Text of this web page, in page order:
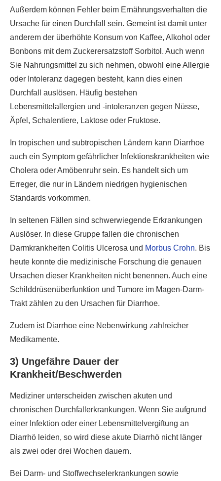
Außerdem können Fehler beim Ernährungsverhalten die
Ursache für einen Durchfall sein. Gemeint ist damit unter
anderem der überhöhte Konsum von Kaffee, Alkohol oder
Bonbons mit dem Zuckerersatzstoff Sorbitol. Auch wenn
Sie Nahrungsmittel zu sich nehmen, obwohl eine Allergie
oder Intoleranz dagegen besteht, kann dies einen
Durchfall auslösen. Häufig bestehen
Lebensmittelallergien und -intoleranzen gegen Nüsse,
Äpfel, Schalentiere, Laktose oder Fruktose.
In tropischen und subtropischen Ländern kann Diarrhoe
auch ein Symptom gefährlicher Infektionskrankheiten wie
Cholera oder Amöbenruhr sein. Es handelt sich um
Erreger, die nur in Ländern niedrigen hygienischen
Standards vorkommen.
In seltenen Fällen sind schwerwiegende Erkrankungen
Auslöser. In diese Gruppe fallen die chronischen
Darmkrankheiten Colitis Ulcerosa und Morbus Crohn. Bis
heute konnte die medizinische Forschung die genauen
Ursachen dieser Krankheiten nicht benennen. Auch eine
Schilddrüsenüberfunktion und Tumore im Magen-Darm-
Trakt zählen zu den Ursachen für Diarrhoe.
Zudem ist Diarrhoe eine Nebenwirkung zahlreicher
Medikamente.
3) Ungefähre Dauer der
Krankheit/Beschwerden
Mediziner unterscheiden zwischen akuten und
chronischen Durchfallerkrankungen. Wenn Sie aufgrund
einer Infektion oder einer Lebensmittelvergiftung an
Diarrhö leiden, so wird diese akute Diarrhö nicht länger
als zwei oder drei Wochen dauern.
Bei Darm- und Stoffwechselerkrankungen sowie